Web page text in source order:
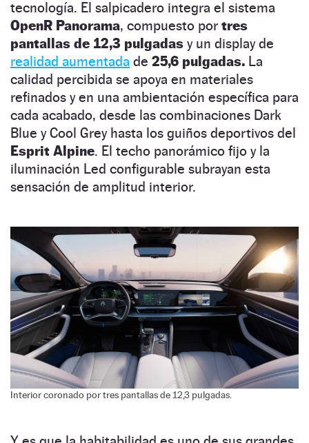
tecnología. El salpicadero integra el sistema
OpenR Panorama, compuesto por tres
pantallas de 12,3 pulgadas y un display de
realidad aumentada de 25,6 pulgadas. La
calidad percibida se apoya en materiales
refinados y en una ambientación específica para
cada acabado, desde las combinaciones Dark
Blue y Cool Grey hasta los guiños deportivos del
Esprit Alpine. El techo panorámico fijo y la
iluminación Led configurable subrayan esta
sensación de amplitud interior.
Interior coronado por tres pantallas de 12,3 pulgadas.